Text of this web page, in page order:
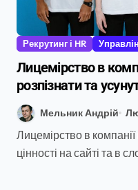
Рекрутинг і HR
Лицемірство в
розпізнати та
зберегти команду
Мельник Андрій
Лицемірство в компанії виникає, коли заявлені
цінності на сайті та в